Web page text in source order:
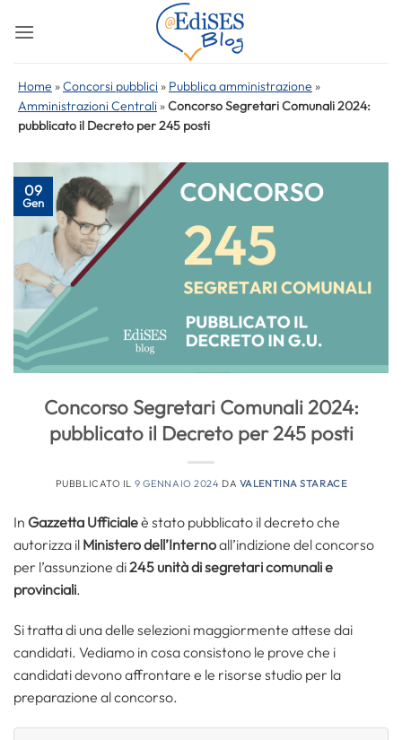
Home »Concorsi pubblici » Pubblica amministrazione »
Amministrazioni Centrali »Concorso Segretari Comunali 2024:
pubblicato il Decreto per 245 posti
09
Gen
Concorso Segretari Comunali 2024:
pubblicato il Decreto per 245 posti
PUBBLICATO IL 9 GENNAIO 2024 DA VALENTINA STARACE
In Gazzetta Ufficialeè stato pubblicato il decreto che
autorizza il Ministero dell’Internoall’indizione del concorso
per l’assunzione di245 unità di segretari comunali e
provinciali.
Si tratta di una delle selezioni maggiormente attese dai
candidati. Vediamo in cosa consistono le prove che i
candidati devono affrontare e le risorse studio per la
preparazione al concorso.